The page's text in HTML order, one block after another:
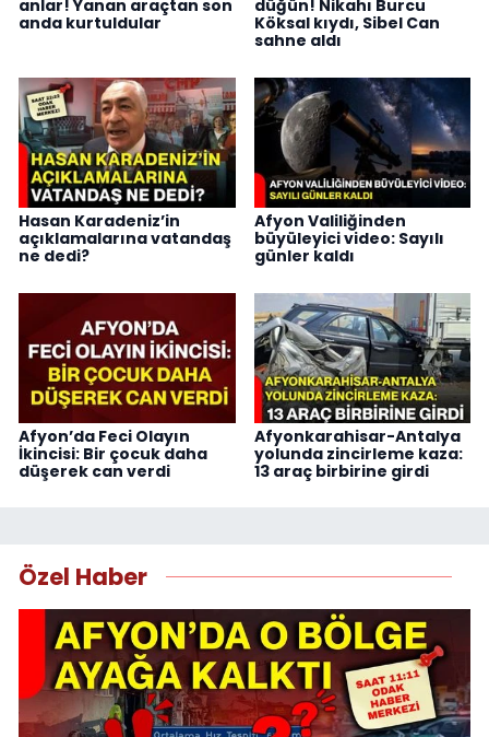
anlar! Yanan araçtan son
anda kurtuldular
düğün! Nikahı Burcu
Köksal kıydı, Sibel Can
sahne aldı
Hasan Karadeniz’in
açıklamalarına vatandaş
ne dedi?
Afyon Valiliğinden
büyüleyici video: Sayılı
günler kaldı
Afyon’da Feci Olayın
İkincisi: Bir çocuk daha
düşerek can verdi
Afyonkarahisar-Antalya
yolunda zincirleme kaza:
13 araç birbirine girdi
Özel Haber